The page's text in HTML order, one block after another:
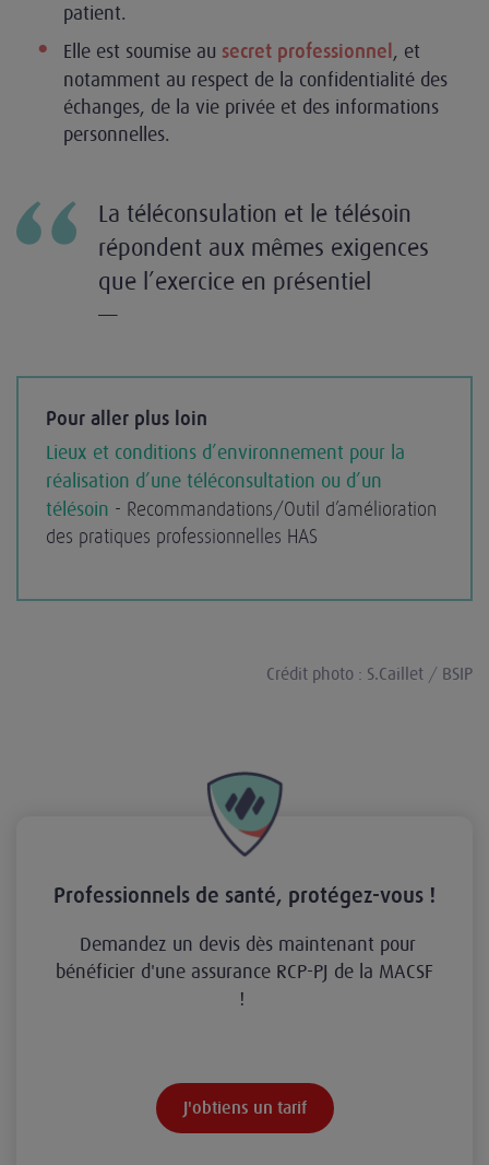
patient.
Elle est soumise au secret professionnel , et
notamment au respect de la confidentialité des
échanges, de la vie privée et des informations
personnelles.
La téléconsulation et le télésoin
répondent aux mêmes exigences
que l’exercice en présentiel
—
Pour aller plus loin
Lieux et conditions d’environnement pour la
réalisation d’une téléconsultation ou d’un
télésoin - Recommandations/Outil d’amélioration
des pratiques professionnelles HAS
Crédit photo : S.Caillet / BSIP
Professionnels de santé, protégez-vous !
Demandez un devis dès maintenant pour
bénéficier d'une assurance RCP-PJ de la MACSF
!
J'obtiens un tarif